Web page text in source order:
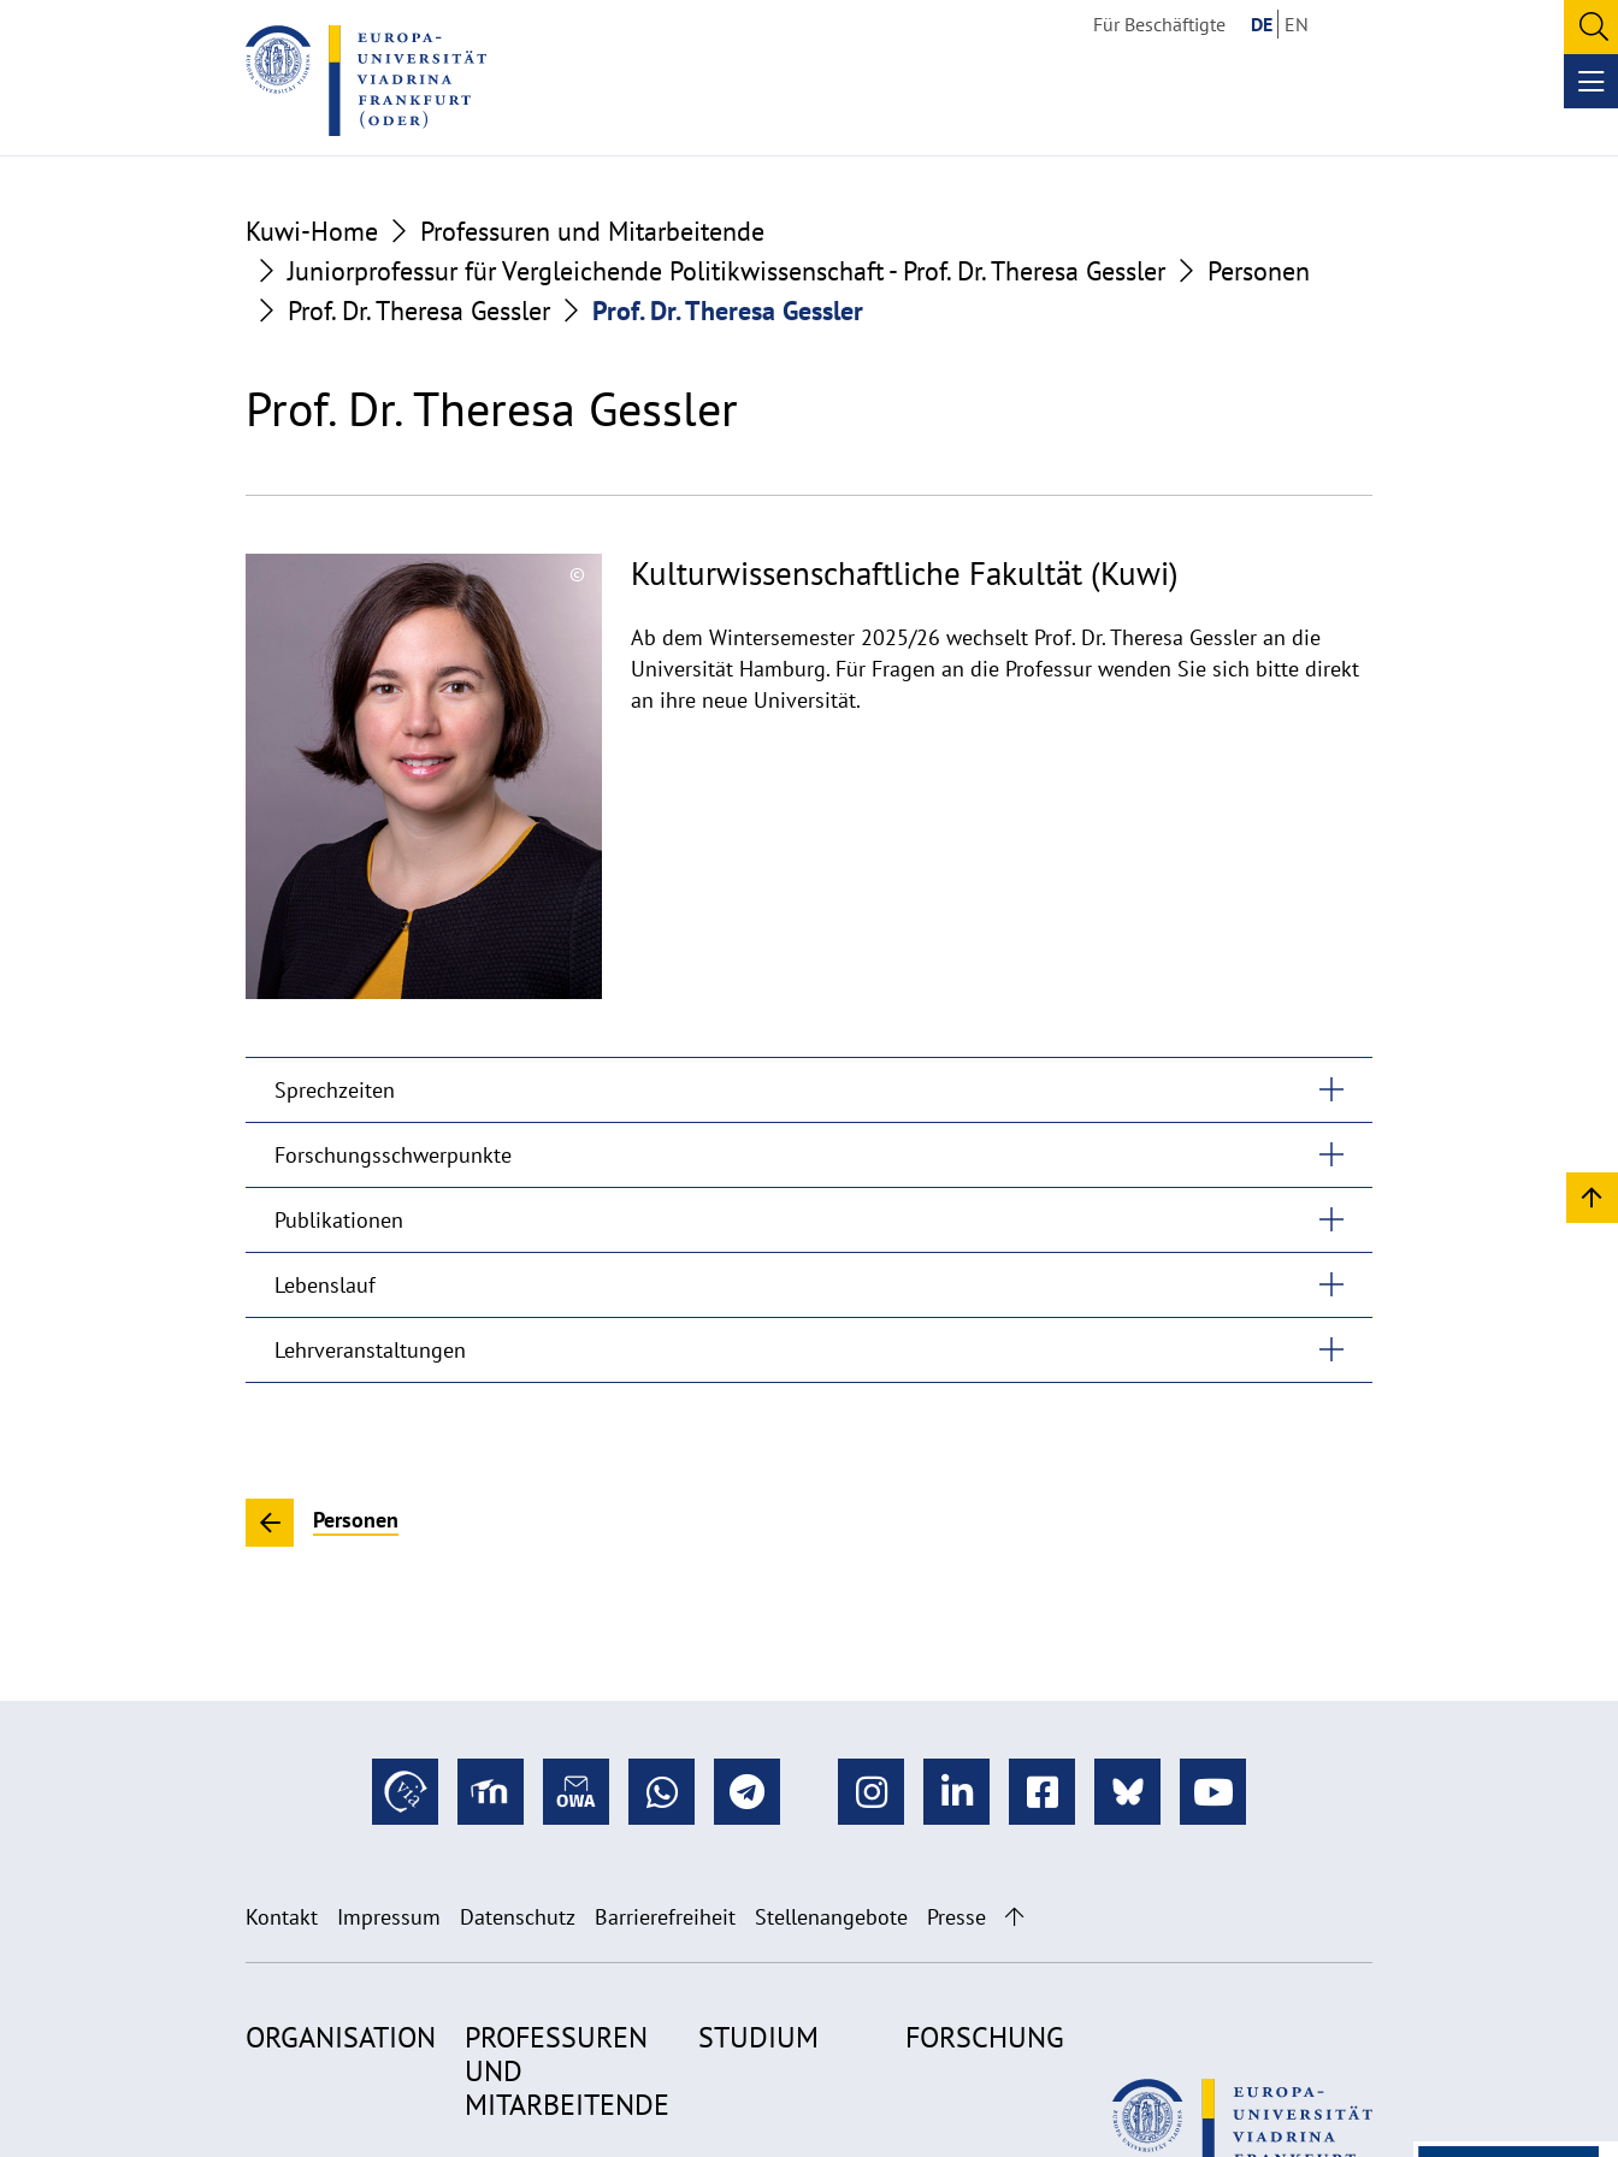
to
the
content
to
the
footer
Für Beschäftigte DE EN
Kuwi-Home
Professuren und Mitarbeitende
Juniorprofessur für Vergleichende Politikwissenschaft - Prof. Dr. Theresa Gessler
Personen
Prof. Dr. Theresa Gessler
Prof. Dr. Theresa Gessler
Prof. Dr. Theresa Gessler
©
aufklappen
Kulturwissenschaftliche Fakultät (Kuwi)
Ab dem Wintersemester 2025/26 wechselt Prof. Dr. Theresa Gessler an die
Universität Hamburg. Für Fragen an die Professur wenden Sie sich bitte direkt
an ihre neue Universität.
Sprechzeiten
Forschungsschwerpunkte
Publikationen
Lebenslauf
Lehrveranstaltungen
Personen
Kontakt Impressum Datenschutz Barrierefreiheit Stellenangebote Presse
ORGANISATION
PROFESSUREN
UND
MITARBEITENDE
STUDIUM FORSCHUNG